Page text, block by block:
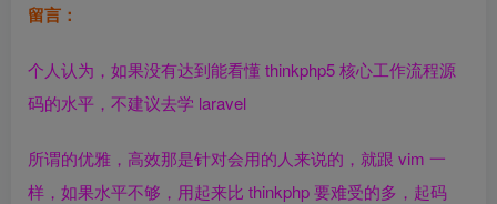
留言：
个人认为，如果没有达到能看懂thinkphp5核心工作流程源
码的水平，不建议去学 laravel
所谓的优雅，高效那是针对会用的人来说的，就跟 vim 一
样，如果水平不够，用起来比 thinkphp 要难受的多，起码